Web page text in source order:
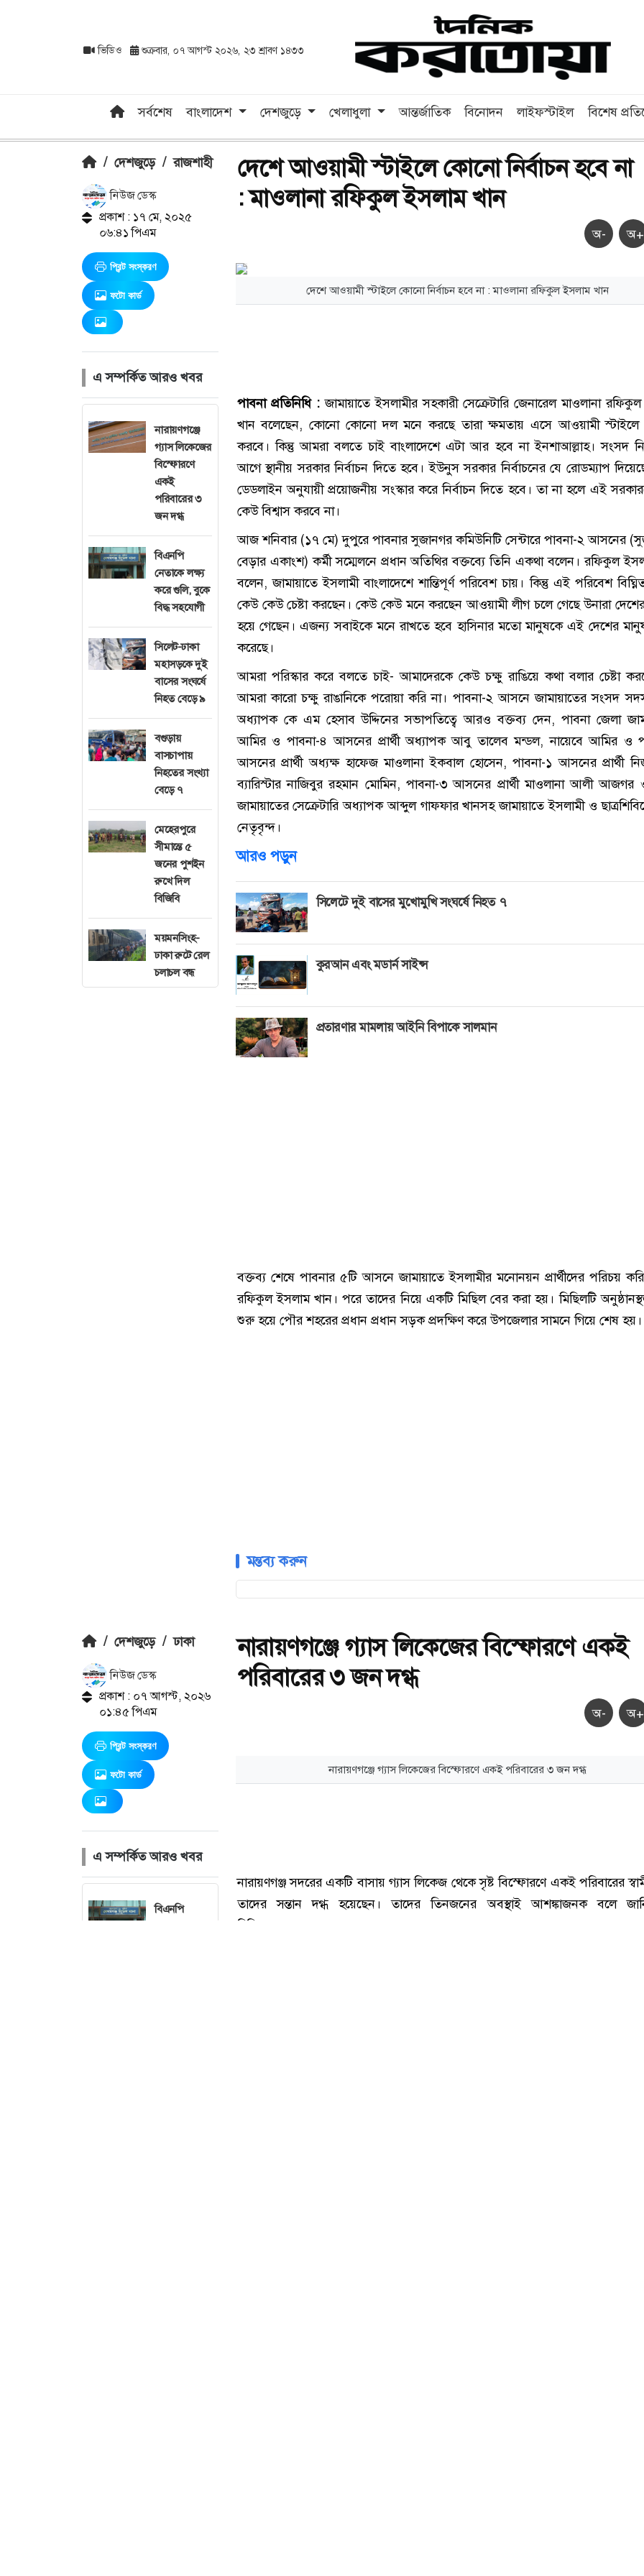
ভিডিও শুক্রবার, ০৭ আগস্ট ২০২৬, ২৩ শ্রাবণ ১৪৩৩
সর্বশেষ বাংলাদেশ দেশজুড়ে খেলাধুলা আন্তর্জাতিক বিনোদন লাইফস্টাইল বিশেষ
/ দেশজুড়ে / রাজশাহী
নিউজ ডেস্ক
প্রকাশ : ১৭ মে, ২০২৫
০৬:৪১ পিএম
প্রিন্ট সংস্করণ
ফটো কার্ড
এ সম্পর্কিত আরও খবর
নারায়ণগঞ্জে
গ্যাস লিকেজের
বিস্ফোরণে
একই
পরিবারের ৩
জন দগ্ধ
বিএনপি
নেতাকে লক্ষ্য
করে গুলি, বুকে
বিদ্ধ সহযোগী
সিলেট-ঢাকা
মহাসড়কে দুই
বাসের সংঘর্ষে
নিহত বেড়ে ৯
বগুড়ায়
বাসচাপায়
নিহতের সংখ্যা
বেড়ে ৭
মেহেরপুরে
সীমান্তে ৫
জনের পুশইন
রুখে দিল
বিজিবি
ময়মনসিংহ-
ঢাকা রুটে রেল
চলাচল বন্ধ
দেশে আওয়ামী স্টাইলে কোনো নির্বাচন হবে না
: মাওলানা রফিকুল ইসলাম খান
অ- অ+
দেশে আওয়ামী স্টাইলে কোনো নির্বাচন হবে না : মাওলানা রফিকুল ইসলাম খান
পাবনা প্রতিনিধি :জামায়াতে ইসলামীর সহকারী সেক্রেটারি জেনারেল মাওলানা
খান বলেছেন, কোনো কোনো দল মনে করছে তারা ক্ষমতায় এসে আওয়ামী স্টাইলে
করবে। কিন্তু আমরা বলতে চাই বাংলাদেশে এটা আর হবে না ইনশাআল্লাহ। সংসদ
আগে স্থানীয় সরকার নির্বাচন দিতে হবে। ইউনুস সরকার নির্বাচনের যে রোডম্যাপ
ডেডলাইন অনুযায়ী প্রয়োজনীয় সংস্কার করে নির্বাচন দিতে হবে। তা না হলে এই
কেউ বিশ্বাস করবে না।
আজ শনিবার (১৭ মে) দুপুরে পাবনার সুজানগর কমিউনিটি সেন্টারে পাবনা-২ আসনের
বেড়ার একাংশ) কর্মী সম্মেলনে প্রধান অতিথির বক্তব্যে তিনি একথা বলেন। রফিকুল
বলেন, জামায়াতে ইসলামী বাংলাদেশে শান্তিপূর্ণ পরিবেশ চায়। কিন্তু এই পরিবেশ
কেউ কেউ চেষ্টা করছেন। কেউ কেউ মনে করছেন আওয়ামী লীগ চলে গেছে উনারা
হয়ে গেছেন। এজন্য সবাইকে মনে রাখতে হবে হাসিনার মতো মানুষকে এই দেশের
করেছে।
আমরা পরিস্কার করে বলতে চাই- আমাদেরকে কেউ চক্ষু রাঙিয়ে কথা বলার চেষ্টা
আমরা কারো চক্ষু রাঙানিকে পরোয়া করি না। পাবনা-২ আসনে জামায়াতের সংসদ সদস্য
অধ্যাপক কে এম হেসাব উদ্দিনের সভাপতিত্বে আরও বক্তব্য দেন, পাবনা জেলা
আমির ও পাবনা-৪ আসনের প্রার্থী অধ্যাপক আবু তালেব মন্ডল, নায়েবে আমির ও
আসনের প্রার্থী অধ্যক্ষ হাফেজ মাওলানা ইকবাল হোসেন, পাবনা-১ আসনের প্রার্থী
ব্যারিস্টার নাজিবুর রহমান মোমিন, পাবনা-৩ আসনের প্রার্থী মাওলানা আলী আজগর
জামায়াতের সেক্রেটারি অধ্যাপক আব্দুল গাফফার খানসহ জামায়াতে ইসলামী ও
নেতৃবৃন্দ।
আরও পড়ুন
সিলেটে দুই বাসের মুখোমুখি সংঘর্ষে নিহত ৭
কুরআন এবং মডার্ন সাইন্স
প্রতারণার মামলায় আইনি বিপাকে সালমান
বক্তব্য শেষে পাবনার ৫টি আসনে জামায়াতে ইসলামীর মনোনয়ন প্রার্থীদের পরিচয়
রফিকুল ইসলাম খান। পরে তাদের নিয়ে একটি মিছিল বের করা হয়। মিছিলটি
শুরু হয়ে পৌর শহরের প্রধান প্রধান সড়ক প্রদক্ষিণ করে উপজেলার সামনে গিয়ে শেষ হয়।
মন্তব্য করুন
/ দেশজুড়ে / ঢাকা
নিউজ ডেস্ক
প্রকাশ : ০৭ আগস্ট, ২০২৬
০১:৪৫ পিএম
প্রিন্ট সংস্করণ
ফটো কার্ড
এ সম্পর্কিত আরও খবর
বিএনপি
নারায়ণগঞ্জে গ্যাস লিকেজের বিস্ফোরণে একই
পরিবারের ৩ জন দগ্ধ
অ- অ+